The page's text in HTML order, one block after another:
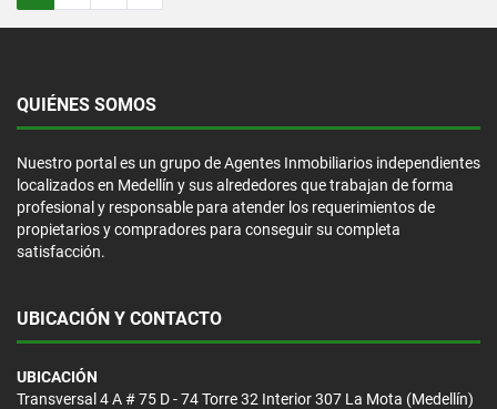
QUIÉNES SOMOS
Nuestro portal es un grupo de Agentes Inmobiliarios independientes
localizados en Medellín y sus alrededores que trabajan de forma
profesional y responsable para atender los requerimientos de
propietarios y compradores para conseguir su completa
satisfacción.
UBICACIÓN Y CONTACTO
UBICACIÓN
Transversal 4 A # 75 D - 74 Torre 32 Interior 307 La Mota (Medellín)